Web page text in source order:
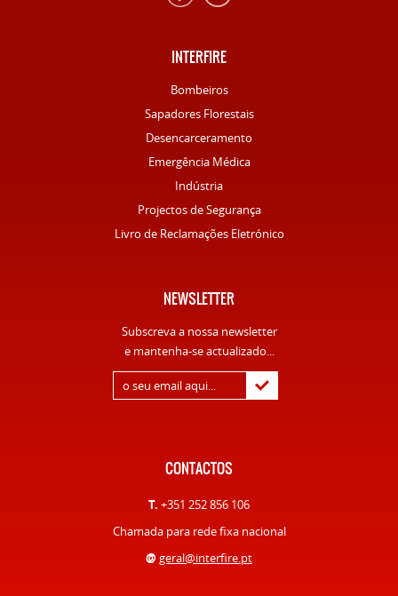
INTERFIRE
Bombeiros
Sapadores Florestais
Desencarceramento
Emergência Médica
Indústria
Projectos de Segurança
Livro de Reclamações Eletrónico
NEWSLETTER
Subscreva a nossa newsletter
e mantenha-se actualizado...
CONTACTOS
T. +351 252 856 106
Chamada para rede fixa nacional
@ geral@interfire.pt